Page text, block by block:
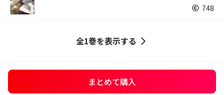
748
全1巻を表示する
まとめて購入